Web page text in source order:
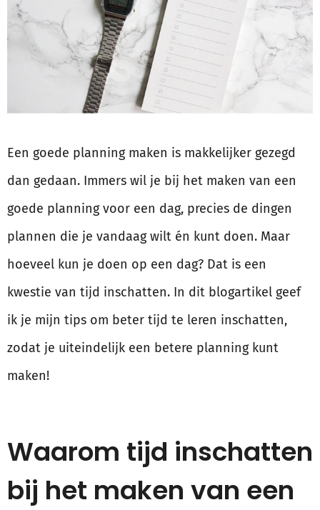
Een goede planning maken is makkelijker gezegd
dan gedaan. Immers wil je bij het maken van een
goede planning voor een dag, precies de dingen
plannen die je vandaag wilt én kunt doen. Maar
hoeveel kun je doen op een dag? Dat is een
kwestie van tijd inschatten. In dit blogartikel geef
ik je mijn tips om beter tijd te leren inschatten,
zodat je uiteindelijk een betere planning kunt
maken!
Waarom tijd inschatten
bij het maken van een